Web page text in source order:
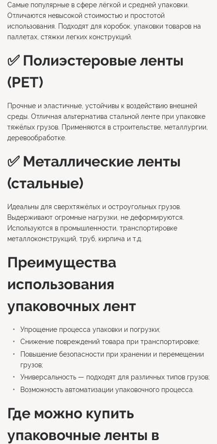
Самые популярные в сфере лёгкой и средней упаковки.
Отличаются невысокой стоимостью и простотой
использования. Подходят для коробок, упаковки товаров на
паллетах, стяжки легких конструкций.
✅ Полиэстеровые ленты
(PET)
Прочные и эластичные, устойчивы к воздействию внешней
среды. Отличная альтернатива стальной ленте при упаковке
тяжёлых грузов. Применяются в строительстве, металлургии,
деревообработке.
✅ Металлические ленты
(стальные)
Идеальны для сверхтяжёлых и остроугольных грузов.
Выдерживают огромные нагрузки, не деформируются.
Используются в промышленности, транспортировке
металлоконструкций, труб, кирпича и т.д.
Преимущества
использования
упаковочных лент
Упрощение процесса упаковки и погрузки;
Снижение повреждений товара при транспортировке;
Повышение безопасности при хранении и перемещении
грузов;
Универсальность — подходят для различных типов грузов;
Возможность автоматизации упаковочного процесса.
Где можно купить
упаковочные ленты в